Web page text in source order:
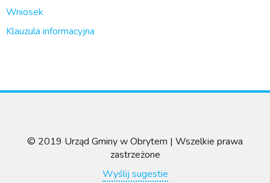
Wniosek
Klauzula informacyjna
© 2019 Urząd Gminy w Obrytem | Wszelkie prawa
zastrzeżone
Wyślij sugestie